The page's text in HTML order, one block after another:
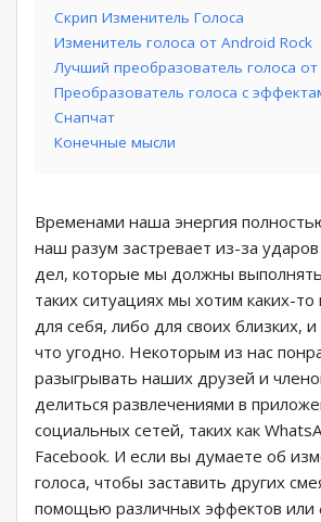
Скрип Изменитель Голоса
Изменитель голоса от Android Rock
Лучший преобразователь голоса
Преобразователь голоса с
Снапчат
Конечные мысли
Временами наша энергия
наш разум застревает из-за
дел, которые мы должны
таких ситуациях мы хотим каких-
для себя, либо для своих близких,
что угодно. Некоторым из нас
разыгрывать наших друзей и
делиться развлечениями в
социальных сетей, таких как
Facebook. И если вы думаете об
голоса, чтобы заставить других
помощью различных эффектов или